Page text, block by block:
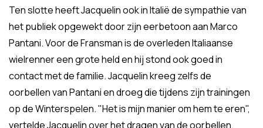
Ten slotte heeft Jacquelin ook in Italië de sympathie van
het publiek opgewekt door zijn eerbetoon aan Marco
Pantani. Voor de Fransman is de overleden Italiaanse
wielrenner een grote held en hij stond ook goed in
contact met de familie. Jacquelin kreeg zelfs de
oorbellen van Pantani en droeg die tijdens zijn trainingen
op de Winterspelen. "Het is mijn manier om hem te eren",
vertelde Jacquelin over het dragen van de oorbellen.